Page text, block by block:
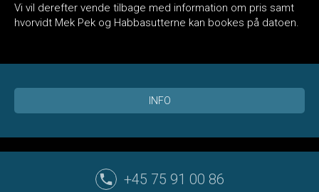
Vi vil derefter vende tilbage med information om pris samt
hvorvidt Mek Pek og Habbasutterne kan bookes på datoen.
INFO
+45 75 91 00 86